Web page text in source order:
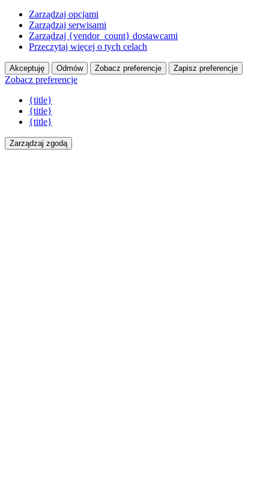
Zarządzaj opcjami
Zarządzaj serwisami
Zarządzaj {vendor_count} dostawcami
Przeczytaj więcej o tych celach
Akceptuję Odmów Zobacz preferencje Zapisz preferencje
Zobacz preferencje
{title}
{title}
{title}
Zarządzaj zgodą